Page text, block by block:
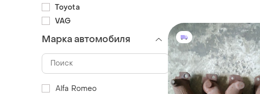
Toyota
VAG
Марка автомобиля
Alfa Romeo